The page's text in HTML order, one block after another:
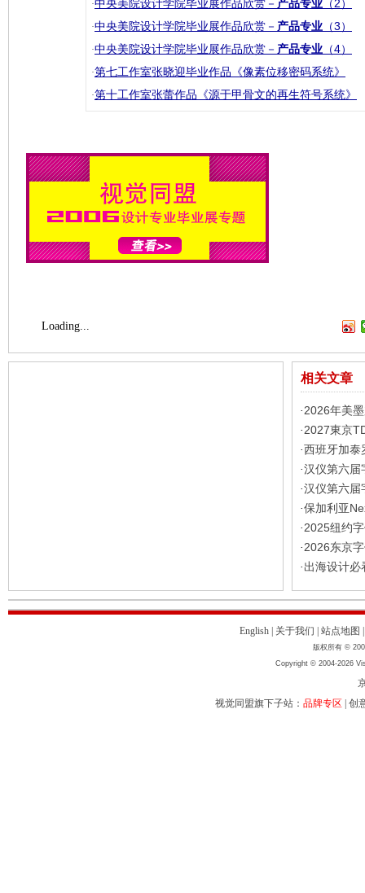
·中央美院设计学院毕业展作品欣赏－ 产品专业 （2）
·中央美院设计学院毕业展作品欣赏－ 产品专业 （3）
·中央美院设计学院毕业展作品欣赏－ 产品专业 （4）
·第七工作室张晓迎毕业作品《像素位移密码系统》
·第十工作室张蕾作品《源于甲骨文的再生符号系统》
Loading...
相关文章
· 2026年美
· 2027東京
·西班牙加泰
·汉仪第六
·汉仪第六
·保加利亚
· 2025纽约
· 2026东京
· 出海设计
English 关于我们 站点地图
版权所有 ©
Copyright © 2004-2026
视觉同盟旗下子站： 品牌专区 创